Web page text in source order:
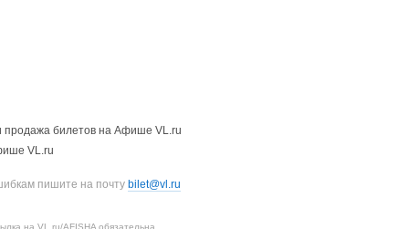
продажа билетов на Афише VL.ru
VL.ru
пишите на почту bilet@vl.ru
на VL.ru/AFISHA обязательна.